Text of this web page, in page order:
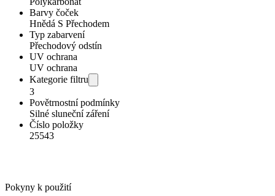
Barvy čoček
Hnědá S Přechodem
Typ zabarvení
Přechodový odstín
UV ochrana
UV ochrana
Kategorie filtru
3
Povětrnostní podmínky
Silné sluneční záření
Číslo položky
25543
Pokyny k použití